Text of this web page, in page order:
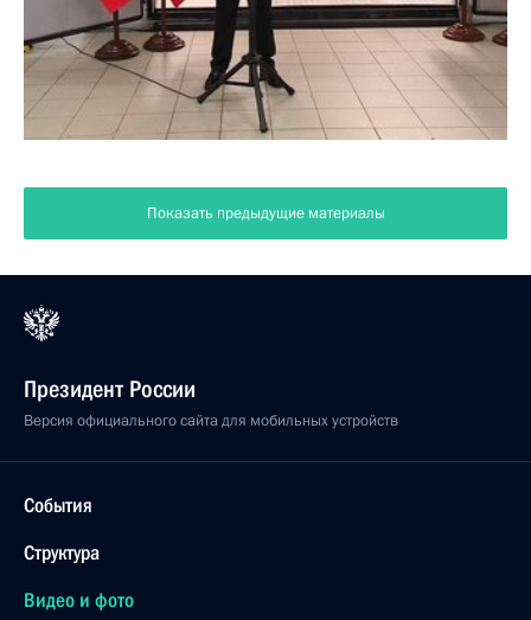
Показать предыдущие материалы
Президент России
Версия официального сайта для мобильных устройств
События
Структура
Видео и фото